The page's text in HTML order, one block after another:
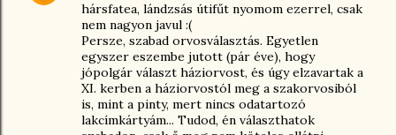
hársfatea, lándzsás útifűt nyomom ezerrel, csak
nem nagyon javul :(
Persze, szabad orvosválasztás. Egyetlen
egyszer eszembe jutott (pár éve), hogy
jópolgár választ háziorvost, és úgy elzavartak a
XI. kerben a háziorvostól meg a szakorvosiból
is, mint a pinty, mert nincs odatartozó
lakcímkártyám... Tudod, én választhatok